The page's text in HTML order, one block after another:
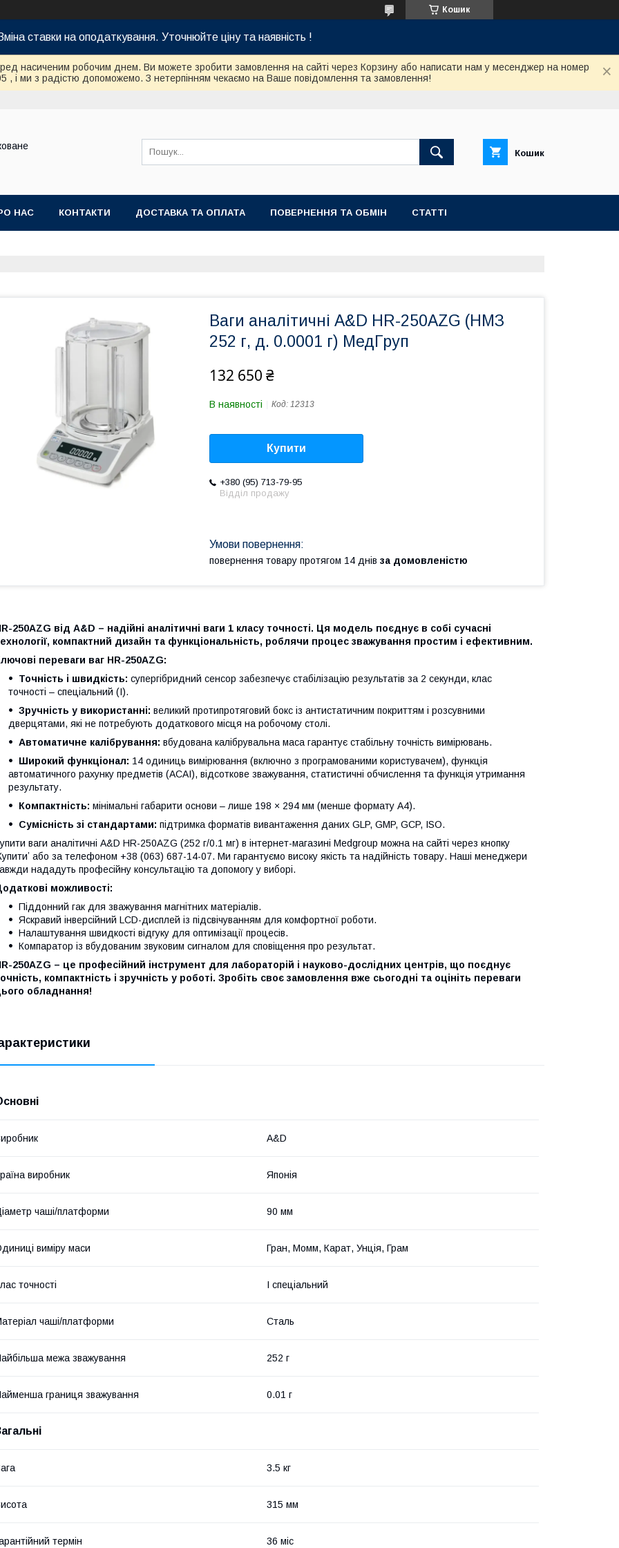
Кошик
ставки на оподаткування. Уточнюйте ціну та наявність !
насиченим робочим днем. Ви можете зробити замовлення на сайті через Корзину або написати нам у месенджер на номер
, і ми з радістю допоможемо. З нетерпінням чекаємо на Ваше повідомлення та замовлення!
Кошик
НАС КОНТАКТИ ДОСТАВКА ТА ОПЛАТА ПОВЕРНЕННЯ ТА ОБМІН СТАТТІ
Ваги аналітичні A&D HR-250AZG (НМЗ
252 г, д. 0.0001 г) МедГруп
132 650 ₴
В наявності Код: 12313
Купити
+380 (95) 713-79-95
Відділ продажу
повернення товару протягом 14 днів за домовленістю
250AZG від A&D – надійні аналітичні ваги 1 класу точності. Ця модель поєднує в собі сучасні
компактний дизайн та функціональність, роблячи процес зважування простим і ефективним.
переваги ваг HR-250AZG:
Точність і швидкість: супергібридний сенсор забезпечує стабілізацію результатів за 2 секунди, клас
точності – спеціальний (І).
Зручність у використанні: великий протипротяговий бокс із антистатичним покриттям і розсувними
дверцятами, які не потребують додаткового місця на робочому столі.
Автоматичне калібрування: вбудована калібрувальна маса гарантує стабільну точність вимірювань.
Широкий функціонал: 14 одиниць вимірювання (включно з програмованими користувачем), функція
автоматичного рахунку предметів (ACAI), відсоткове зважування, статистичні обчислення та функція утримання
результату.
Компактність: мінімальні габарити основи – лише 198 × 294 мм (менше формату А4).
Сумісність зі стандартами: підтримка форматів вивантаження даних GLP, GMP, GCP, ISO.
ваги аналітичні A&D HR-250AZG (252 г/0.1 мг) в інтернет-магазині Medgroup можна на сайті через кнопку
або за телефоном +38 (063) 687-14-07. Ми гарантуємо високу якість та надійність товару. Наші менеджери
нададуть професійну консультацію та допомогу у виборі.
можливості:
Піддонний гак для зважування магнітних матеріалів.
Яскравий інверсійний LCD-дисплей із підсвічуванням для комфортної роботи.
Налаштування швидкості відгуку для оптимізації процесів.
Компаратор із вбудованим звуковим сигналом для сповіщення про результат.
250AZG – це професійний інструмент для лабораторій і науково-дослідних центрів, що поєднує
компактність і зручність у роботі. Зробіть своє замовлення вже сьогодні та оцініть переваги
обладнання!
A&D
виробник Японія
чаші/платформи 90 мм
виміру маси Гран, Момм, Карат, Унція, Грам
точності I спеціальний
чаші/платформи Сталь
межа зважування 252 г
границя зважування 0.01 г
3.5 кг
315 мм
термін 36 міс